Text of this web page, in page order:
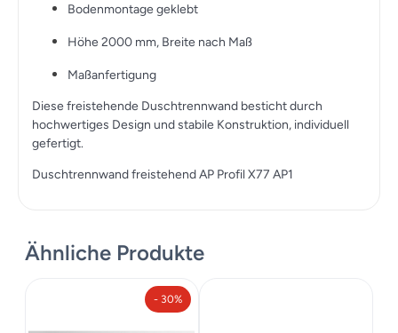
Bodenmontage geklebt
Höhe 2000 mm, Breite nach Maß
Maßanfertigung
Diese freistehende Duschtrennwand besticht durch
hochwertiges Design und stabile Konstruktion, individuell
gefertigt.
Duschtrennwand freistehend AP Profil X77 AP1
Ähnliche Produkte
- 30%